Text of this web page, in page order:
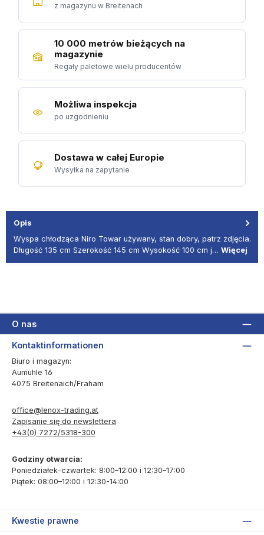
z magazynu w Breitenach
10 000 metrów bieżących na
magazynie
Regały paletowe wielu producentów
Możliwa inspekcja
po uzgodnieniu
Dostawa w całej Europie
Wysyłka na zapytanie
Opis
Wyspa chłodząca Niro Towar używany, stan dobry, patrz zdjęcia.
Długość 135 cm Szerokość 145 cm Wysokość 100 cm j… Więcej
O nas
Kontaktinformationen
Biuro i magazyn:
Aumühle 16
4075 Breitenaich/Fraham
office@lenox-trading.at
Zapisanie się do newslettera
+43(0) 7272/5318-300
Godziny otwarcia:
Poniedziałek–czwartek: 8:00–12:00 i 12:30–17:00
Piątek: 08:00–12:00 i 12:30-14:00
Kwestie prawne